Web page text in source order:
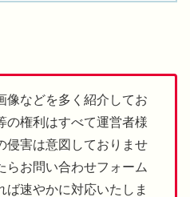
像などを多く紹介してお
の権利はすべて運営者様
侵害は意図しておりませ
らお問い合わせフォーム
ば速やかに対応いたしま